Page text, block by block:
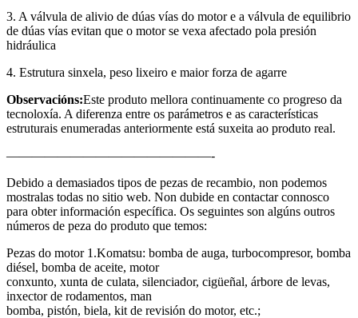
3. A válvula de alivio de dúas vías do motor e a válvula de equilibrio
de dúas vías evitan que o motor se vexa afectado pola presión
hidráulica
4. Estrutura sinxela, peso lixeiro e maior forza de agarre
Observacións:Este produto mellora continuamente co progreso da
tecnoloxía. A diferenza entre os parámetros e as características
estruturais enumeradas anteriormente está suxeita ao produto real.
————————————————-
Debido a demasiados tipos de pezas de recambio, non podemos
mostralas todas no sitio web. Non dubide en contactar connosco
para obter información específica. Os seguintes son algúns outros
números de peza do produto que temos:
Pezas do motor 1.Komatsu: bomba de auga, turbocompresor, bomba
diésel, bomba de aceite, motor
conxunto, xunta de culata, silenciador, cigüeñal, árbore de levas,
inxector de rodamentos, man
bomba, pistón, biela, kit de revisión do motor, etc.;